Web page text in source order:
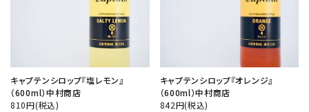
キャプテンシロップ『塩レモン』
（600ml）中村商店
810円(税込)
キャプテンシロップ『オレンジ』
（600ml）中村商店
842円(税込)